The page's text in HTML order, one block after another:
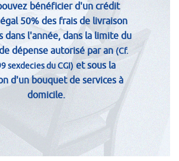
bénéficier d'un crédit
50% des frais de livraison
dans l'année, dans la limite du
dépense autorisé par an(Cf.
sexdecies du CGI) et sous la
d'un bouquet de services à
domicile.